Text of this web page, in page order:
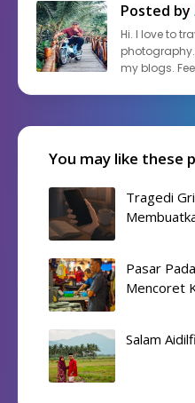
Posted by
Hi. I love to
my blogs.
You may like these
Tragedi
Pasar
Mencoret
Salam